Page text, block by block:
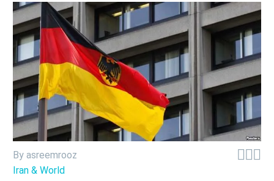

By asreemrooz
Iran & World